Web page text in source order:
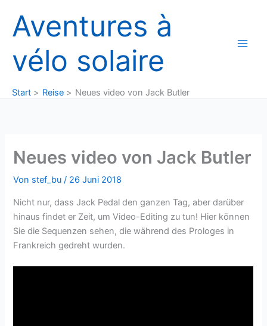
Inhalt
springen
Aventures à
vélo solaire
Start Reise Neues video von Jack Butler
Neues video von Jack Butler
Von stef_bu/ 26 Juni 2018
Nicht nur, dass Jack Pedal den ganzen Tag, aber darüber
hinaus findet er Zeit, um Video-Editing zu tun! Hier können
Sie die Sequenzen sehen, die während des Prologes in
Frankreich gedreht wurden.